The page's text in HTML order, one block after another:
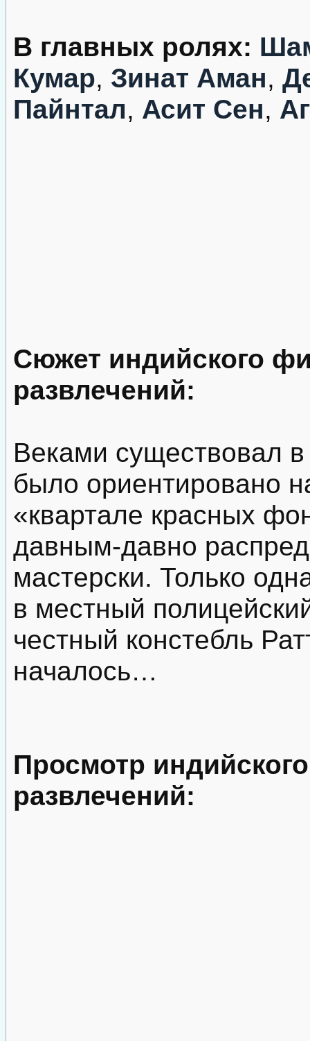
В главных ролях:
Кумар, Зинат Аман,
Пайнтал, Асит Сен,
Сюжет индийского
развлечений:
Веками существовал в
было ориентировано
«квартале красных
давным-давно
мастерски. Только
в местный
честный констебль
началось…
Просмотр
развлечений: